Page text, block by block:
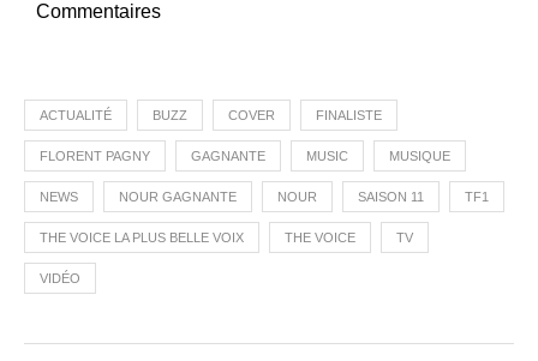
Commentaires
ACTUALITÉ BUZZ COVER FINALISTE
FLORENT PAGNY GAGNANTE MUSIC MUSIQUE
NEWS NOUR GAGNANTE NOUR SAISON 11 TF1
THE VOICE LA PLUS BELLE VOIX THE VOICE TV
VIDÉO